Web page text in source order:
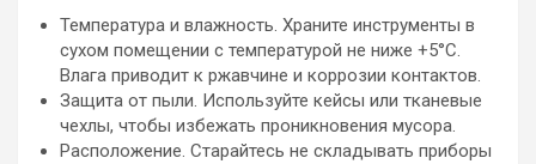
Температура и влажность. Храните инструменты в
сухом помещении с температурой не ниже +5°C.
Влага приводит к ржавчине и коррозии контактов.
Защита от пыли. Используйте кейсы или тканевые
чехлы, чтобы избежать проникновения мусора.
Расположение. Старайтесь не складывать приборы